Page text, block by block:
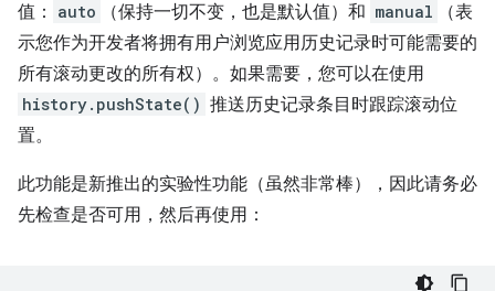
值：
auto （保持一切不变，也是默认值）和 manual
（表
示您作为开发者将拥有用户浏览应用历史记录时可能需要的
所有滚动更改的所有权）。如果需要，您可以在使用
history.pushState() 推送历史记录条目时跟踪滚动位
置。
此功能是新推出的实验性功能（虽然非常棒），因此请务必
先检查是否可用，然后再使用：